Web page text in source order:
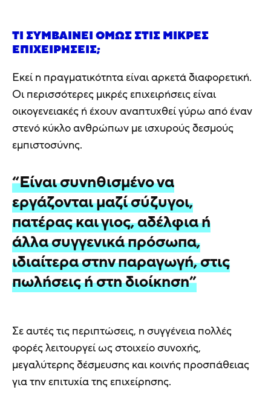
ΤΙ ΣΥΜΒΑΊΝΕΙ ΌΜΩΣ ΣΤΙΣ ΜΙΚΡΈΣ
ΕΠΙΧΕΙΡΉΣΕΙΣ;
Εκεί η πραγματικότητα είναι αρκετά διαφορετική.
Οι περισσότερες μικρές επιχειρήσεις είναι
οικογενειακές ή έχουν αναπτυχθεί γύρω από έναν
στενό κύκλο ανθρώπων με ισχυρούς δεσμούς
εμπιστοσύνης.
“Είναι συνηθισμένο να
εργάζονται μαζί σύζυγοι,
πατέρας και γιος, αδέλφια ή
άλλα συγγενικά πρόσωπα,
ιδιαίτερα στην παραγωγή, στις
πωλήσεις ή στη διοίκηση”
Σε αυτές τις περιπτώσεις, η συγγένεια πολλές
φορές λειτουργεί ως στοιχείο συνοχής,
μεγαλύτερης δέσμευσης και κοινής προσπάθειας
για την επιτυχία της επιχείρησης.